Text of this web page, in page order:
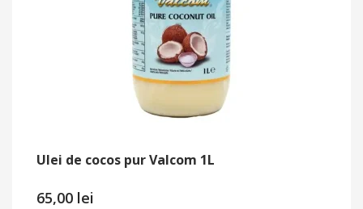
Ulei de cocos pur Valcom 1L
65,00 lei